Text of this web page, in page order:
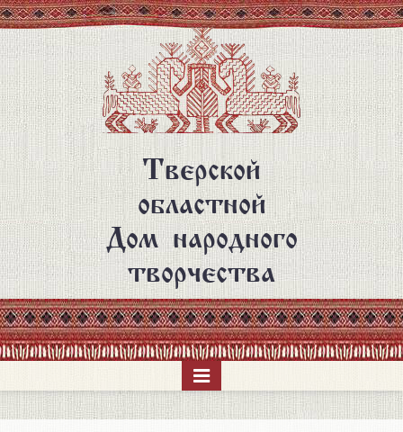
Перейти
к
основному
содержанию
Тверской
областной
Дом народного
творчества